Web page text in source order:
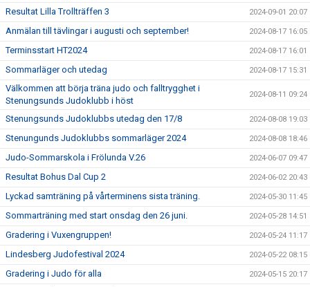
Resultat Lilla Trollträffen 3 2024-09-01 20:07
Anmälan till tävlingar i augusti och september! 2024-08-17 16:05
Terminsstart HT2024 2024-08-17 16:01
Sommarläger och utedag 2024-08-17 15:31
Välkommen att börja träna judo och falltrygghet i
Stenungsunds Judoklubb i höst
2024-08-11 09:24
Stenungsunds Judoklubbs utedag den 17/8 2024-08-08 19:03
Stenungunds Judoklubbs sommarläger 2024 2024-08-08 18:46
Judo-Sommarskola i Frölunda V.26 2024-06-07 09:47
Resultat Bohus Dal Cup 2 2024-06-02 20:43
Lyckad samträning på vårterminens sista träning. 2024-05-30 11:45
Sommarträning med start onsdag den 26 juni. 2024-05-28 14:51
Gradering i Vuxengruppen! 2024-05-24 11:17
Lindesberg Judofestival 2024 2024-05-22 08:15
Gradering i Judo för alla 2024-05-15 20:17